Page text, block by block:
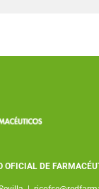
OFICIAL DE